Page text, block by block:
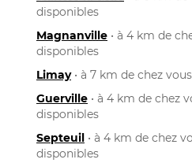
disponibles
Magnanville • à 4 km de
disponibles
Limay• à 7 km de chez
Guerville • à 4 km de chez
disponibles
Septeuil • à 4 km de chez
disponibles